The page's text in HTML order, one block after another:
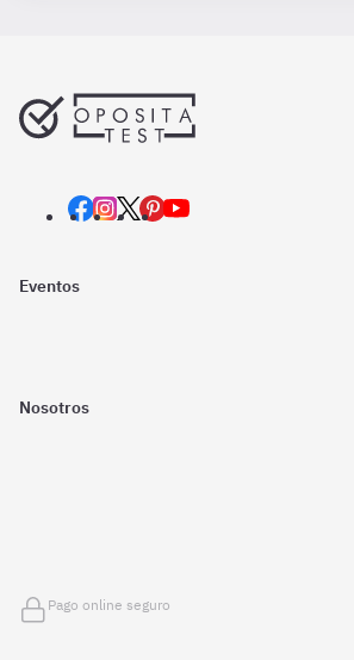
Eventos
Nosotros
Pago online seguro